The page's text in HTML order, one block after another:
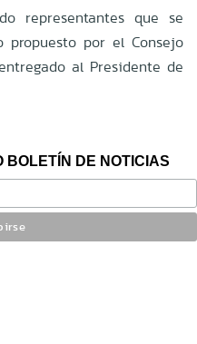
representantes que se
por el Consejo
al Presidente de
BOLETÍN DE NOTICIAS